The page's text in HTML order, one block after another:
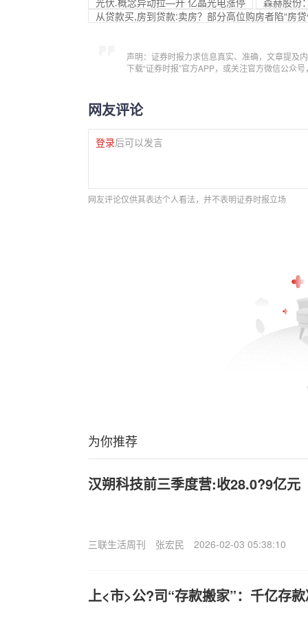
从贷款买,房到贷款:卖房？部分高位购房者陷“房
声明：证券时报力求信息真实、准确，文章提及
下载“证券时报”官方APP，或关注官方微信公众
网友评论
登录后可以发言
网友评论仅供其表达个人看法，并不表明证券时报立场
为你推荐
汉朔科技前三季度营:收28.0?9亿元
三联生活周刊 张宏民 2026-02-03 05:38:10
上<市>公?司“存款搬家”：千亿存